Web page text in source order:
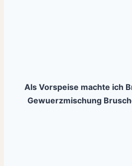
Als Vorspeise machte ich
Gewuerzmischung